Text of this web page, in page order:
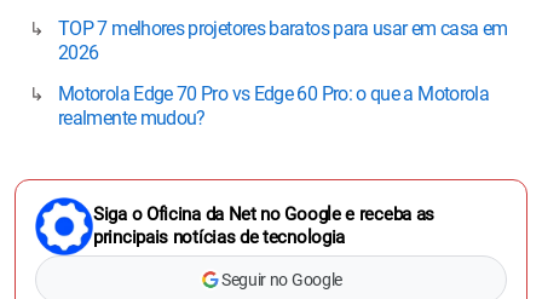
TOP 7 melhores projetores baratos para usar em casa em
2026
Motorola Edge 70 Pro vs Edge 60 Pro: o que a Motorola
realmente mudou?
Siga o Oficina da Net no Google e receba as
principais notícias de tecnologia
Seguir no Google